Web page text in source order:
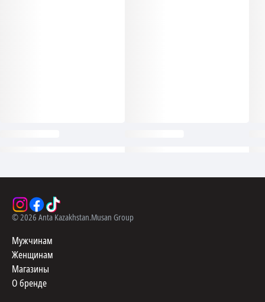
©2026 Anta Kazakhstan.Musan Group
Мужчинам
Женщинам
Магазины
О бренде